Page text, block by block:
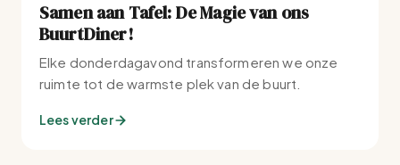
Samen aan Tafel: De Magie van ons
BuurtDiner!
Elke donderdagavond transformeren we onze
ruimte tot de warmste plek van de buurt.
Lees verder